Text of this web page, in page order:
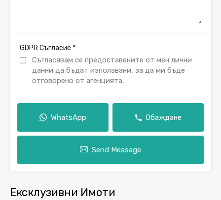
GDPR Съгласие *
Съгласявам се предоставените от мен лични
данни да бъдат използвани, за да ми бъде
отговорено от агенцията.
WhatsApp Обаждане
Send Message
Ексклузивни Имоти